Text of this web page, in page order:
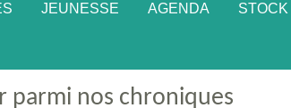
JEUNESSE AGENDA
parmi nos chroniques